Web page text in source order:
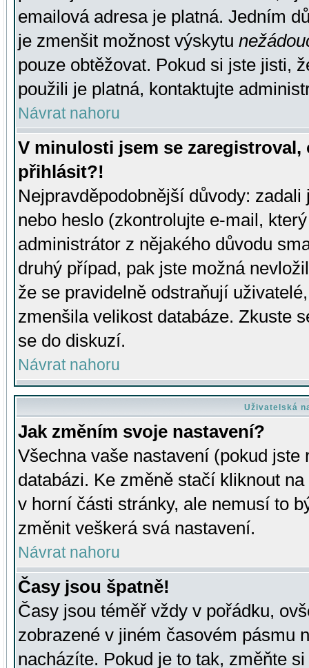
emailová adresa je platná. Jedním
je zmenšit možnost výskytu
pouze obtěžovat. Pokud si jste jisti,
použili je platná, kontaktujte
Návrat nahoru
V minulosti jsem se
přihlásit?!
Nejpravděpodobnější důvody:
nebo heslo (zkontrolujte e-mail,
administrátor z nějakého důvodu
druhý případ, pak jste možná
že se pravidelně odstraňují
zmenšila velikost databáze. Zkuste
se do diskuzí.
Návrat nahoru
Uživatelská
Jak změním svoje nastavení?
Všechna vaše nastavení (pokud
databázi. Ke změně stačí kliknout
v horní části stránky, ale nemusí to
změnit veškerá svá nastavení.
Návrat nahoru
Časy jsou špatně!
Časy jsou téměř vždy v pořádku,
zobrazené v jiném časovém pásmu
nacházíte. Pokud je to tak, změňte